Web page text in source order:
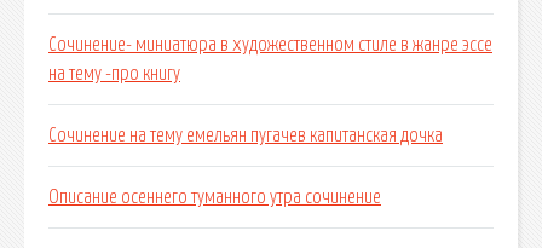
Сочинение- миниатюра в художественном стиле в жанре эссе
на тему -про книгу
Сочинение на тему емельян пугачев капитанская дочка
Описание осеннего туманного утра сочинение